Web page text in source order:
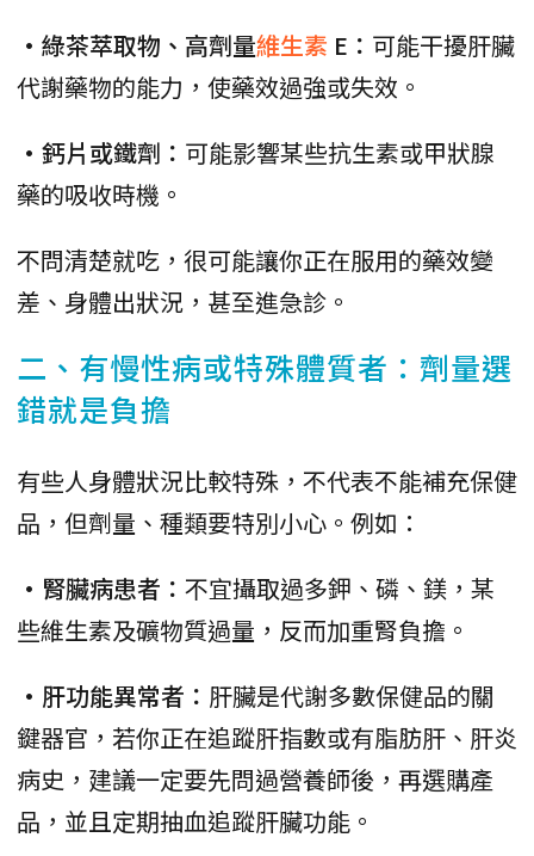
•綠茶萃取物、高劑量維生素 E： 可能干擾肝臟
代謝藥物的能力，使藥效過強或失效。
•鈣片或鐵劑： 可能影響某些抗生素或甲狀腺
藥的吸收時機。
不問清楚就吃，很可能讓你正在服用的藥效變
差、身體出狀況，甚至進急診。
二、有慢性病或特殊體質者：劑量選
錯就是負擔
有些人身體狀況比較特殊，不代表不能補充保健
品，但劑量、種類要特別小心。例如：
•腎臟病患者： 不宜攝取過多鉀、磷、鎂，某
些維生素及礦物質過量，反而加重腎負擔。
•肝功能異常者： 肝臟是代謝多數保健品的關
鍵器官，若你正在追蹤肝指數或有脂肪肝、肝炎
病史，建議一定要先問過營養師後，再選購產
品，並且定期抽血追蹤肝臟功能。